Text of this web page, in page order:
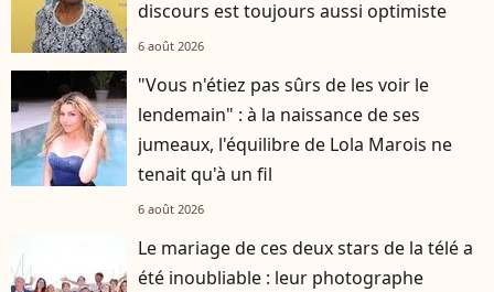
discours est toujours aussi optimiste
6 août 2026
"Vous n'étiez pas sûrs de les voir le
lendemain" : à la naissance de ses
jumeaux, l'équilibre de Lola Marois ne
tenait qu'à un fil
6 août 2026
Le mariage de ces deux stars de la télé a
été inoubliable : leur photographe